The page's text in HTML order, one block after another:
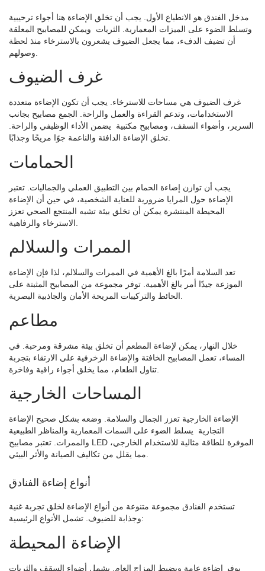
مدخل الفندق هو الانطباع الأول. يجب أن تخلق الإضاءة هنا أجواء ترحيبية
وتسلط الضوء على الميزات المعمارية. الثريات
ويمكن للمصابيح المعلقة
أن تضيف الدفء، مما يجعل الضيوف يشعرون بالاسترخاء منذ لحظة
غرف الضيوف
غرف الضيوف هي مساحات للاسترخاء. يجب أن تكون الإضاءة متعددة
الاستخدامات، وتدعم القراءة والعمل والراحة. الجمع مصابيح بجانب
السرير، وأضواء السقف، ومصابيح مكتبية
يضمن الأداء الوظيفي والراحة.
تخلق الإضاءة الدافئة والناعمة جوًا مريحًا وجذابًا.
الحمامات
يجب أن توازن إضاءة الحمام بين التطبيق العملي والجماليات. تعتبر
الإضاءة حول المرايا ضرورية للعناية الشخصية، في حين أن الإضاءة
المحيطة المنتشرة يمكن أن تخلق بيئة تشبه المنتجع الصحي تعزز
الممرات والسلالم
تعد السلامة أمرًا بالغ الأهمية في الممرات والسلالم، لذا فإن الإضاءة
الموزعة جيدًا أمر بالغ الأهمية. توفر مجموعة من المصابيح المثبتة على
مطاعم
خلال النهار، يمكن لإضاءة المطعم أن تخلق بيئة مشرقة ومرحبة. في
المساء، تعمل المصابيح الخافتة والإضاءة الزخرفية على الارتقاء بتجربة
المساحات الخارجية
الإضاءة الخارجية تعزز الجمال والسلامة. وضعه بشكل صحيح الإضاءة
التجارية
يسلط الضوء على السمات المعمارية والمناظر الطبيعية
والممرات. تعتبر مصابيح LED الموفرة للطاقة مثالية للاستخدام الخارجي،
أنواع إضاءة الفنادق
تستخدم الفنادق مجموعة متنوعة من أنواع الإضاءة لخلق تجربة غنية
وجذابة للضيوف. تشمل الأنواع الرئيسية:
الإضاءة المحيطة
يوفر إضاءة عامة ويضبط المزاج العام. يشمل أضواء السقف والثريات